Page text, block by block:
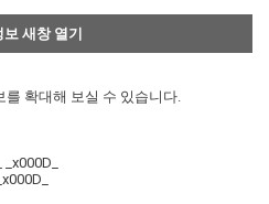
새창 열기
를 확대해 보실 수 있습니다.
_x000D_